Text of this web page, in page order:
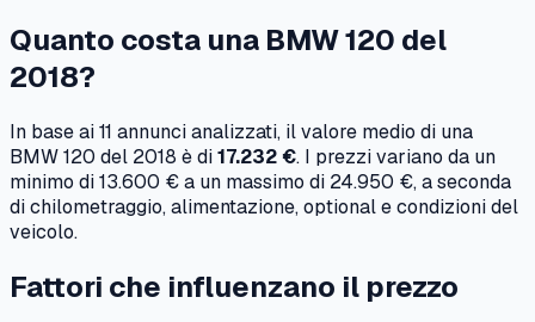
Quanto costa una BMW120 del
2018?
In base ai11 annunci analizzati, il valore medio di una
BMW120 del 2018 è di17.232 €. I prezzi variano da un
minimo di13.600 €a un massimo di 24.950 €, a seconda
di chilometraggio, alimentazione, optional e condizioni del
veicolo.
Fattori che influenzano il prezzo